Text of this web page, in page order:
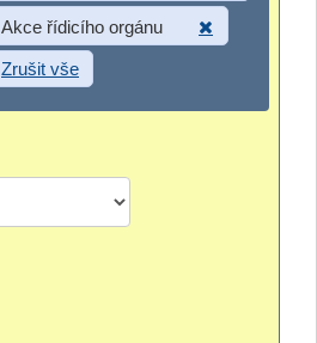
Akce řídicího orgánu
Zrušit vše